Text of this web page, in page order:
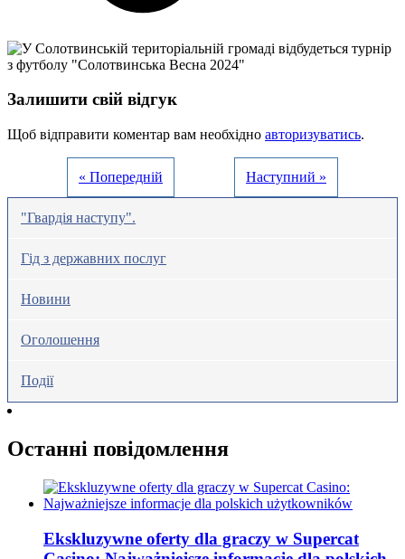
Залишити свій відгук
Щоб відправити коментар вам необхідно авторизуватись.
« Попередній Наступний »
"Гвардія наступу".
Гід з державних послуг
Новини
Оголошення
Події
Останні повідомлення
Ekskluzywne oferty dla graczy w Supercat